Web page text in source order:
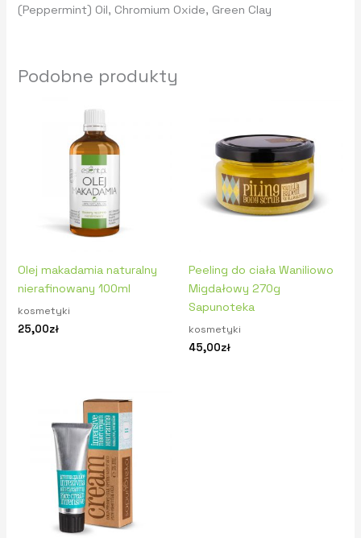
(Peppermint) Oil, Chromium Oxide, Green Clay
Podobne produkty
Olej makadamia naturalny
nierafinowany 100ml
kosmetyki
25,00zł
Peeling do ciała Waniliowo
Migdałowy 270g
Sapunoteka
kosmetyki
45,00zł